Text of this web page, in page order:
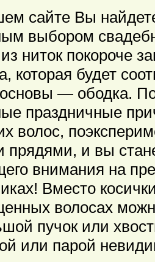
сайте Вы
выбором
ниток покороче
которая будет
— ободка.
праздничные
волос,
прядями, и вы
внимания на
Вместо
волосах
пучок или
или парой